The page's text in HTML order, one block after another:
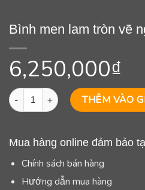
Bình men lam tròn vẽ
6,250,000₫
Bình men lam tròn vẽ ngàn hoa -
THÊM VÀO
Mua hàng online đảm bảo
Chính sách bán hàng
Hướng dẫn mua hàng